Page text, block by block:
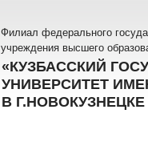
Филиал федерального
учреждения высшего
«КУЗБАССКИЙ
УНИВЕРСИТЕТ
В Г.НОВОКУЗНЕЦКЕ